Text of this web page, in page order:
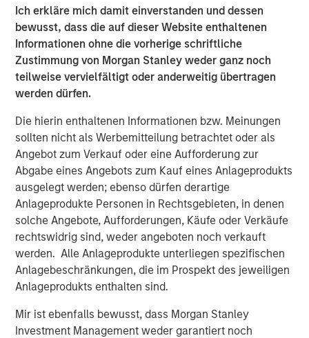
Ich erkläre mich damit einverstanden und dessen
bewusst, dass die auf dieser Website enthaltenen
Informationen ohne die vorherige schriftliche
Zustimmung von Morgan Stanley weder ganz noch
teilweise vervielfältigt oder anderweitig übertragen
werden dürfen.
Die hierin enthaltenen Informationen bzw. Meinungen
sollten nicht als Werbemitteilung betrachtet oder als
Angebot zum Verkauf oder eine Aufforderung zur
Abgabe eines Angebots zum Kauf eines Anlageprodukts
ausgelegt werden; ebenso dürfen derartige
Anlageprodukte Personen in Rechtsgebieten, in denen
solche Angebote, Aufforderungen, Käufe oder Verkäufe
rechtswidrig sind, weder angeboten noch verkauft
werden. Alle Anlageprodukte unterliegen spezifischen
Anlagebeschränkungen, die im Prospekt des jeweiligen
Anlageprodukts enthalten sind.
Mir ist ebenfalls bewusst, dass Morgan Stanley
Investment Management weder garantiert noch
expand into these emerging areas with tremendous
market potential have paved the way for continued
opportunity. Under industry veteran Lauren Casentini’s
leadership, we believe this purpose-built team is poised
for the next step in helping communities on their energy
transition journey. We look forward to working together as
expanding the company through organic growth and
M&A.”
Ms. Casentini stated, “MSCP’s investment is a recognition
of the tremendous growth we have experienced over the
past several years and validates the hard work our team
does to deliver innovative, differentiated solutions for our
customers. I look forward to working together with
Morgan Stanley Capital Partners to continue to grow our
Company.”
MSCP’s acquisition of Resource Innovations represents its
third investment in industrials and outsourced services,
following the acquisition of Apex in 2023 and Alliance